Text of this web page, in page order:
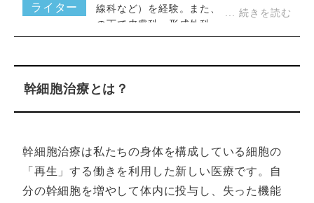
ライター
線科など）を経験。また、皮膚科専門医
の下で皮膚科・形成外科・美容皮膚科の
クリニックで働いた経験を活かし、美容
に関する専門的な記事の執筆や監修を手
がける。様々なメディアで、コラム監
定され掲載されている。
幹細胞治療とは？
幹細胞治療は私たちの身体を構成している細胞の
「再生」する働きを利用した新しい医療です。自
分の幹細胞を増やして体内に投与し、失った機能